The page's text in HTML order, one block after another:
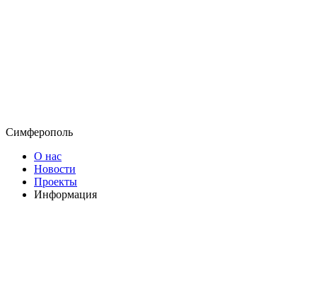
Симферополь
О нас
Новости
Проекты
Информация